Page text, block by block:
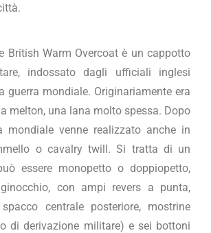
British Warm Overcoat è un cappotto
indossato dagli ufficiali inglesi
guerra mondiale. Originariamente era
melton, una lana molto spessa. Dopo
mondiale venne realizzato anche in
o cavalry twill. Si tratta di un
essere monopetto o doppiopetto,
con ampi revers a punta,
centrale posteriore, mostrine
di derivazione militare) e sei bottoni